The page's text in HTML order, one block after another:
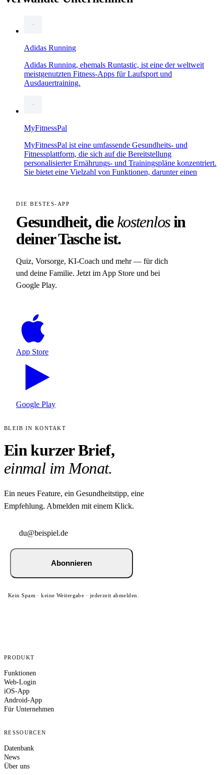
Adidas Running
Adidas Running, ehemals Runtastic, ist eine der weltweit
meistgenutzten Fitness-Apps für Laufsport und
Ausdauertraining.
MyFitnessPal
MyFitnessPal ist eine umfassende Gesundheits- und
Fitnessplattform, die sich auf die Bereitstellung
personalisierter Ernährungs- und Trainingspläne konzentriert.
Sie bietet eine Vielzahl von Funktionen, darunter einen
DIE BESTES-APP
Gesundheit, diekostenlosin
deiner Tasche ist.
Quiz, Vorsorge, KI-Coach und mehr — für dich
und deine Familie. Jetzt im App Store und bei
Google Play.
App Store
Google Play
BLEIB IN KONTAKT
Ein kurzer Brief,
einmal im Monat.
Ein neues Feature, ein Gesundheitstipp, eine
Empfehlung. Abmelden mit einem Klick.
Abonnieren
Kein Spam · keine Weitergabe · jederzeit abmelden.
PRODUKT
Funktionen
Web-Login
iOS-App
Android-App
Für Unternehmen
RESSOURCEN
Datenbank
News
Über uns